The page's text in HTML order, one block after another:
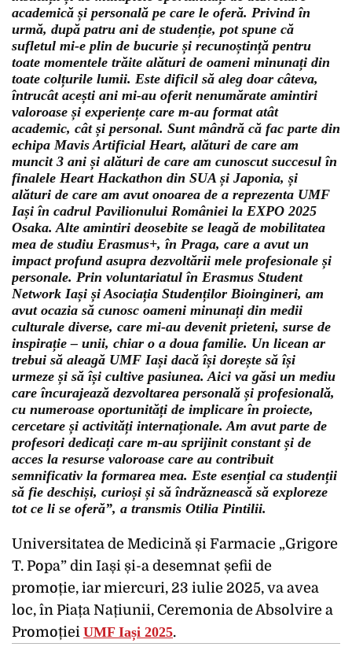
academică și personală pe care le oferă. Privind în
urmă, după patru ani de studenție, pot spune că
sufletul mi-e plin de bucurie și recunoștință pentru
toate momentele trăite alături de oameni minunați din
toate colțurile lumii. Este dificil să aleg doar câteva,
întrucât acești ani mi-au oferit nenumărate amintiri
valoroase și experiențe care m-au format atât
academic, cât și personal. Sunt mândră că fac parte din
echipa Mavis Artificial Heart, alături de care am
muncit 3 ani și alături de care am cunoscut succesul în
finalele Heart Hackathon din SUA și Japonia, și
alături de care am avut onoarea de a reprezenta UMF
Iași în cadrul Pavilionului României la EXPO 2025
Osaka. Alte amintiri deosebite se leagă de mobilitatea
mea de studiu Erasmus+, în Praga, care a avut un
impact profund asupra dezvoltării mele profesionale și
personale. Prin voluntariatul în Erasmus Student
Network Iași și Asociația Studenților Bioingineri, am
avut ocazia să cunosc oameni minunați din medii
culturale diverse, care mi-au devenit prieteni, surse de
inspirație – unii, chiar o a doua familie. Un licean ar
trebui să aleagă UMF Iași dacă își dorește să își
urmeze și să își cultive pasiunea. Aici va găsi un mediu
care încurajează dezvoltarea personală și profesională,
cu numeroase oportunități de implicare în proiecte,
cercetare și activități internaționale. Am avut parte de
profesori dedicați care m-au sprijinit constant și de
acces la resurse valoroase care au contribuit
semnificativ la formarea mea. Este esențial ca studenții
să fie deschiși, curioși și să îndrăznească să exploreze
tot ce li se oferă”, a transmis Otilia Pintilii.
Universitatea de Medicină și Farmacie „Grigore
T. Popa” din Iași și-a desemnat șefii de
promoție, iar miercuri, 23 iulie 2025, va avea
loc, în Piața Națiunii, Ceremonia de Absolvire a
Promoției UMF Iași 2025.